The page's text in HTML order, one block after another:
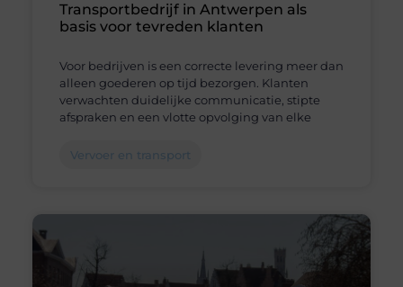
Transportbedrijf in Antwerpen als
basis voor tevreden klanten
Voor bedrijven is een correcte levering meer dan
alleen goederen op tijd bezorgen. Klanten
verwachten duidelijke communicatie, stipte
afspraken en een vlotte opvolging van elke
Vervoer en transport